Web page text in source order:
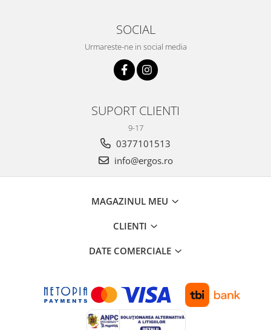
SOCIAL
Urmareste-ne in social media
SUPORT CLIENTI
9-17
0377101513
info@ergos.ro
MAGAZINUL MEU
CLIENTI
DATE COMERCIALE